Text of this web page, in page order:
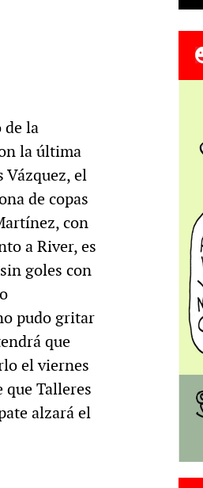
de la
la última
Vázquez, el
de copas
con
a River, es
goles con
pudo gritar
que
el viernes
que Talleres
alzará el